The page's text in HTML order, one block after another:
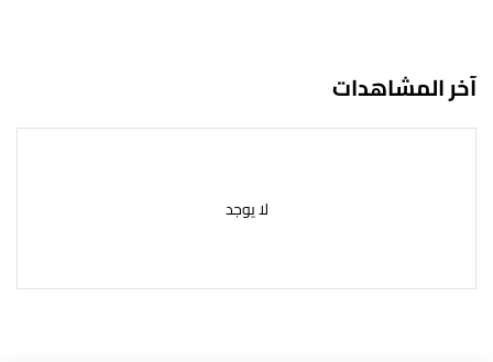
آخر المشاهدات
لا يوجد